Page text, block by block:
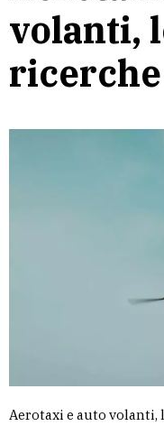
volanti,
ricerche
Aerotaxi e auto volanti,